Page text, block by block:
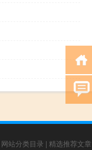
网站分类目录 | 精选推荐文章